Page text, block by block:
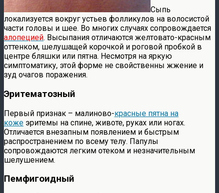
Сыпь
локализуется вокруг устьев фолликулов на волосистой
части головы и шее. Во многих случаях сопровождается
алопецией. Высыпания отличаются желтовато-красным
оттенком, шелушащей корочкой и роговой пробкой в
центре бляшки или пятна. Несмотря на яркую
симптоматику, этой форме не свойственны жжение и
зуд очагов поражения.
Эритематозный
Первый признак – малиново-красные пятна на
коже эритемы на спине, животе, руках или ногах.
Отличается внезапным появлением и быстрым
распространением по всему телу. Папулы
сопровождаются легким отеком и незначительным
шелушением.
Пемфигоидный